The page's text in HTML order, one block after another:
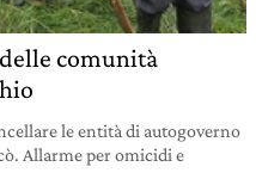
comunità
le entità di autogoverno
Allarme per omicidi e